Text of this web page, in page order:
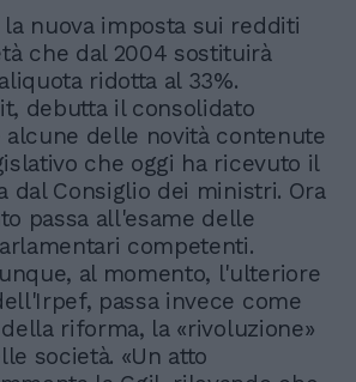
nuova imposta sui redditi
che dal 2004 sostituirà
ridotta al 33%.
debutta il consolidato
alcune delle novità contenute
che oggi ha ricevuto il
dal Consiglio dei ministri. Ora
passa all'esame delle
competenti.
al momento, l'ulteriore
passa invece come
riforma, la «rivoluzione»
società. «Un atto